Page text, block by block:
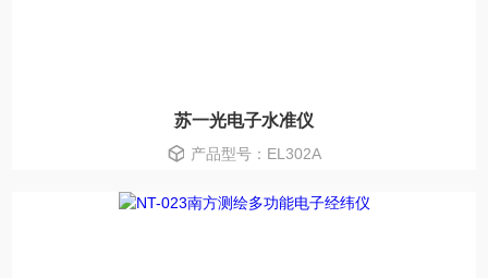
苏一光电子水准仪
产品型号：EL302A